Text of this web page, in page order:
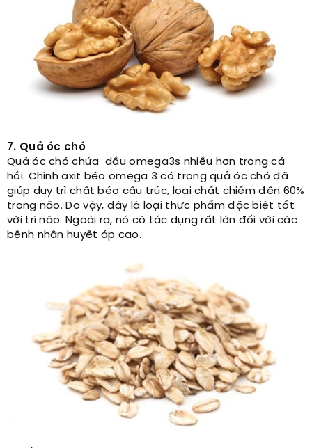
7. Quả óc chó
Quả óc chó chứa dầu omega3s nhiều hơn trong cá
hồi. Chính axit béo omega 3 có trong quả óc chó đã
giúp duy trì chất béo cấu trúc, loại chất chiếm đến 60%
trong não. Do vậy, đây là loại thực phẩm đặc biệt tốt
với trí não. Ngoài ra, nó có tác dụng rất lớn đối với các
bệnh nhân huyết áp cao.